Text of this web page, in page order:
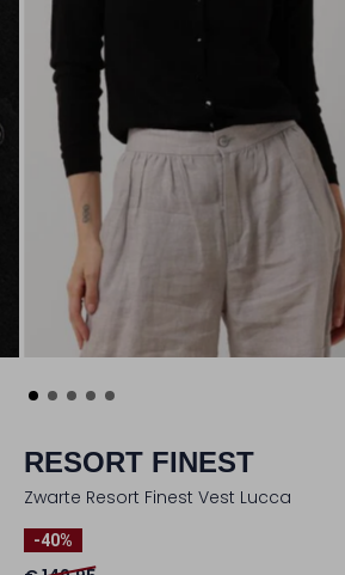
RESORT FINEST
Zwarte Resort Finest Vest Lucca
-40%